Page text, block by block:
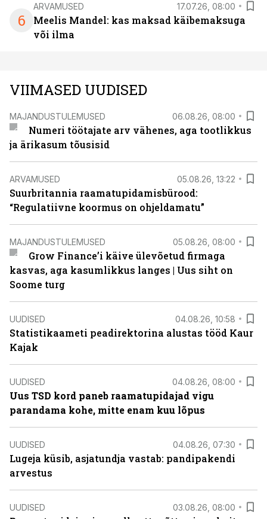
6
ARVAMUSED 17.07.26, 08:00
Meelis Mandel: kas maksad käibemaksuga
või ilma
VIIMASED UUDISED
MAJANDUSTULEMUSED 06.08.26, 08:00
Numeri töötajate arv vähenes, aga tootlikkus
ja ärikasum tõusisid
ARVAMUSED 05.08.26, 13:22
Suurbritannia raamatupidamisbürood:
“Regulatiivne koormus on ohjeldamatu”
MAJANDUSTULEMUSED 05.08.26, 08:00
Grow Finance’i käive ülevõetud firmaga
kasvas, aga kasumlikkus langes | Uus siht on
Soome turg
UUDISED 04.08.26, 10:58
Statistikaameti peadirektorina alustas tööd Kaur
Kajak
UUDISED 04.08.26, 08:00
Uus TSD kord paneb raamatupidajad vigu
parandama kohe, mitte enam kuu lõpus
UUDISED 04.08.26, 07:30
Lugeja küsib, asjatundja vastab: pandipakendi
arvestus
UUDISED 03.08.26, 08:00